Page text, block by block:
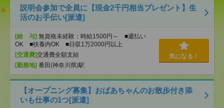
説明会参加で全員に【現金2千円相当プレゼント】生
活のお手伝い[派遣]
[給 与] 無資格未経験：時給1500円～ ■週払い
OK ■扶養内OK ■日収1万2000円以上
[交通費]交通費全額支給
[勤務地] 番田(神奈川県)駅
気になる！
【オープニング募集】おばあちゃんのお散歩付き添
いも仕事の1つ[派遣]